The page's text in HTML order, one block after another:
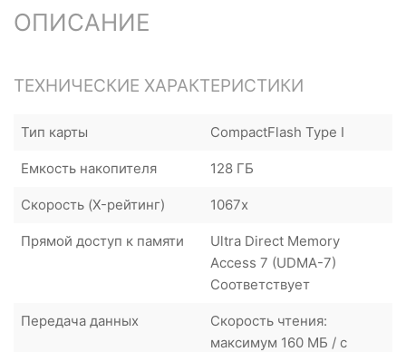
ОПИСАНИЕ
ТЕХНИЧЕСКИЕ ХАРАКТЕРИСТИКИ
Тип карты CompactFlash Type I
Емкость накопителя 128 ГБ
Скорость (X-рейтинг) 1067х
Прямой доступ к памяти
Ultra Direct Memory
Access 7 (UDMA-7)
Соответствует
Передача данных
Скорость чтения:
максимум 160 МБ / с